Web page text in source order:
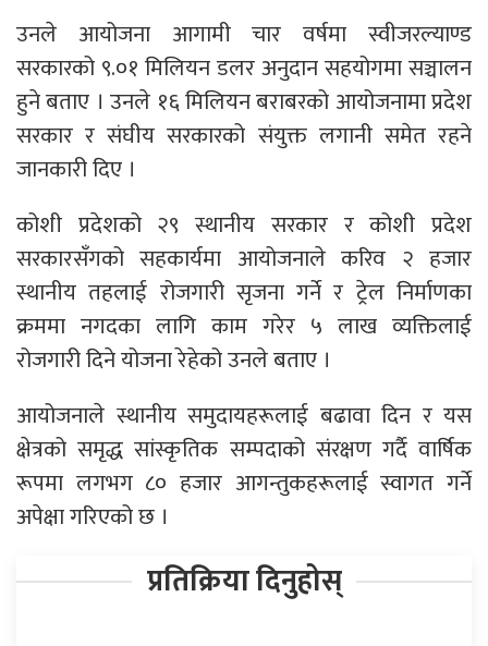
उनले आयोजना आगामी चार वर्षमा स्वीजरल्याण्ड
सरकारको ९.०१ मिलियन डलर अनुदान सहयोगमा सञ्चालन
हुने बताए । उनले १६ मिलियन बराबरको आयोजनामा प्रदेश
सरकार र संघीय सरकारको संयुक्त लगानी समेत रहने
जानकारी दिए ।
कोशी प्रदेशको २९ स्थानीय सरकार र कोशी प्रदेश
सरकारसँगको सहकार्यमा आयोजनाले करिव २ हजार
स्थानीय तहलाई रोजगारी सृजना गर्ने र ट्रेल निर्माणका
क्रममा नगदका लागि काम गरेर ५ लाख व्यक्तिलाई
रोजगारी दिने योजना रेहेको उनले बताए ।
आयोजनाले स्थानीय समुदायहरूलाई बढावा दिन र यस
क्षेत्रको समृद्ध सांस्कृतिक सम्पदाको संरक्षण गर्दै वार्षिक
रूपमा लगभग ८० हजार आगन्तुकहरूलाई स्वागत गर्ने
अपेक्षा गरिएको छ ।
प्रतिक्रिया दिनुहोस्